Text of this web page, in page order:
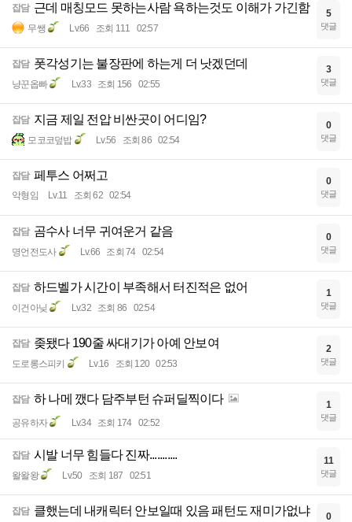
잡담 근데 매칭모드 못하는사람 욕하는것도 이해가 가긴함
무쌩 Lv.66 조회 111 02:57
5
댓글
잡담 폿각성기는 불장판에 하는게 더 낫겠던데
냥꾼옵빠 Lv.33 조회 156 02:55
3
댓글
잡담 지금 제일 전압 비싼곳이 어디임?
모코코덮밥 Lv.56 조회 86 02:54
0
댓글
잡담 페투스 어쩌고
악형임 Lv.11 조회 62 02:54
0
댓글
잡담 곰수사 너무 귀여운거 같음
명언전도사 Lv.66 조회 74 02:54
0
댓글
잡담 하드벨가 시간이 부족해서 터진적은 없어
이건아닞 Lv.32 조회 86 02:54
1
댓글
잡담 좆됐다 190줄 싸대기가 아예 안보여
도로롱스피키 Lv.16 조회 120 02:53
2
댓글
잡담 하 나메 깼다 담주부턴 슈퍼딜찍이다
공유하자 Lv.34 조회 174 02:52
1
댓글
잡담 시발 너무 힘들다 진짜...........
왈왈왕 Lv.50 조회 187 02:51
11
댓글
잡담 클했는데 내캐릭터 안보일때 있음 패턴도 재미가없냐 0